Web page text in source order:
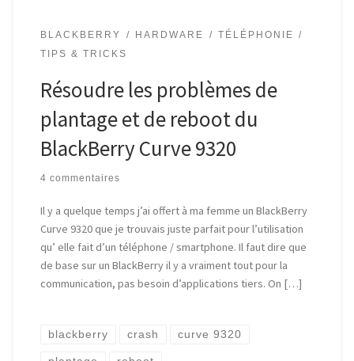
BLACKBERRY HARDWARE
TÉLÉPHONIE
TIPS & TRICKS
Résoudre les problèmes de
plantage et de reboot du
BlackBerry Curve 9320
4 commentaires
Il y a quelque temps j’ai offert à ma femme un BlackBerry
Curve 9320 que je trouvais juste parfait pour l’utilisation
qu’ elle fait d’un téléphone / smartphone. Il faut dire que
de base sur un BlackBerry il y a vraiment tout pour la
communication, pas besoin d’applications tiers. On […]
blackberry crash curve 9320